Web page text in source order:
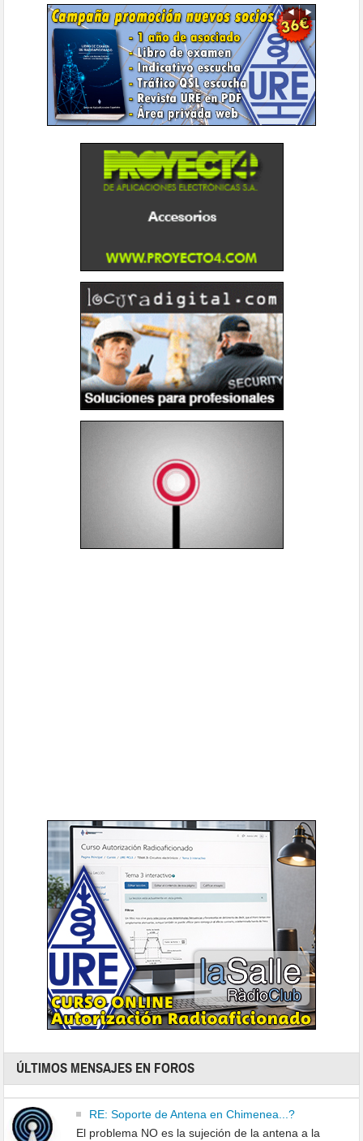
ÚLTIMOS MENSAJES EN FOROS
RE: Soporte de Antena en Chimenea...?
El problema NO es la sujeción de la antena a la